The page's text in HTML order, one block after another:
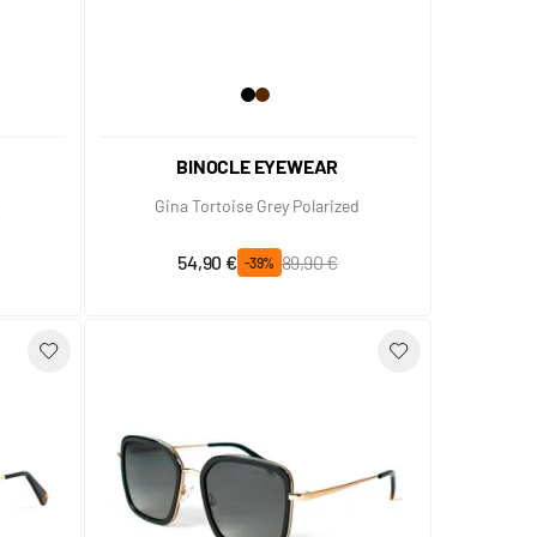
BINOCLE EYEWEAR
Gina Tortoise Grey Polarized
Prix spécial
54,90 € -39%
Prix normal
89,90 €